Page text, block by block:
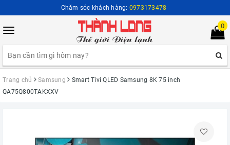
Chăm sóc khách hàng: 0973173478
Toggle
0
Trang chủ Samsung
Smart Tivi QLED Samsung 8K 75 inch
QA75Q800TAKXXV